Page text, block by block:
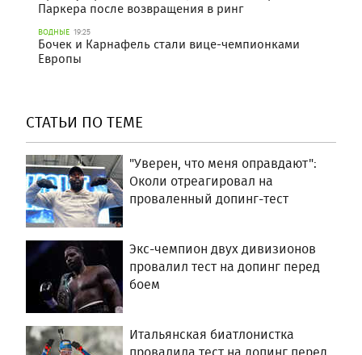
Паркера после возвращения в ринг
ВОДНЫЕ 19:25
Бочек и Карнафель стали вице-чемпионками
Европы
СТАТЬИ ПО ТЕМЕ
"Уверен, что меня оправдают":
Околи отреагировал на
проваленный допинг-тест
Экс-чемпион двух дивизионов
провалил тест на допинг перед
боем
Итальянская биатлонистка